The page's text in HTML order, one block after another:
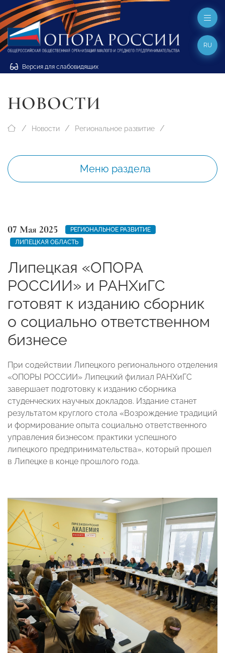
Версия для слабовидящих
RU
НОВОСТИ
Новости Региональное развитие
Меню раздела
07 Мая 2025
РЕГИОНАЛЬНОЕ РАЗВИТИЕ
ЛИПЕЦКАЯ ОБЛАСТЬ
Липецкая «ОПОРА
РОССИИ» и РАНХиГС
готовят к изданию сборник
о социально ответственном
бизнесе
При содействии Липецкого регионального отделения
«ОПОРЫ РОССИИ» Липецкий филиал РАНХиГС
завершает подготовку к изданию сборника
студенческих научных докладов. Издание станет
результатом круглого стола «Возрождение традиций
и формирование опыта социально ответственного
управления бизнесом: практики успешного
липецкого предпринимательства», который прошел
в Липецке в конце прошлого года.